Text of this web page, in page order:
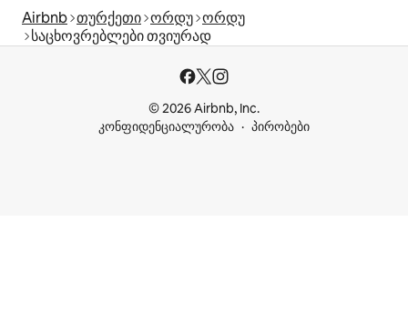
Airbnb თურქეთი ორდუ ორდუ
საცხოვრებლები თვიურად
© 2026 Airbnb, Inc.
კონფიდენციალურობა
პირობები